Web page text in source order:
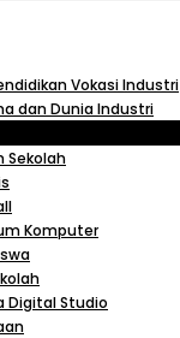
Vokasi Industri
dan Dunia Industri
Sekolah
Komputer
Digital Studio